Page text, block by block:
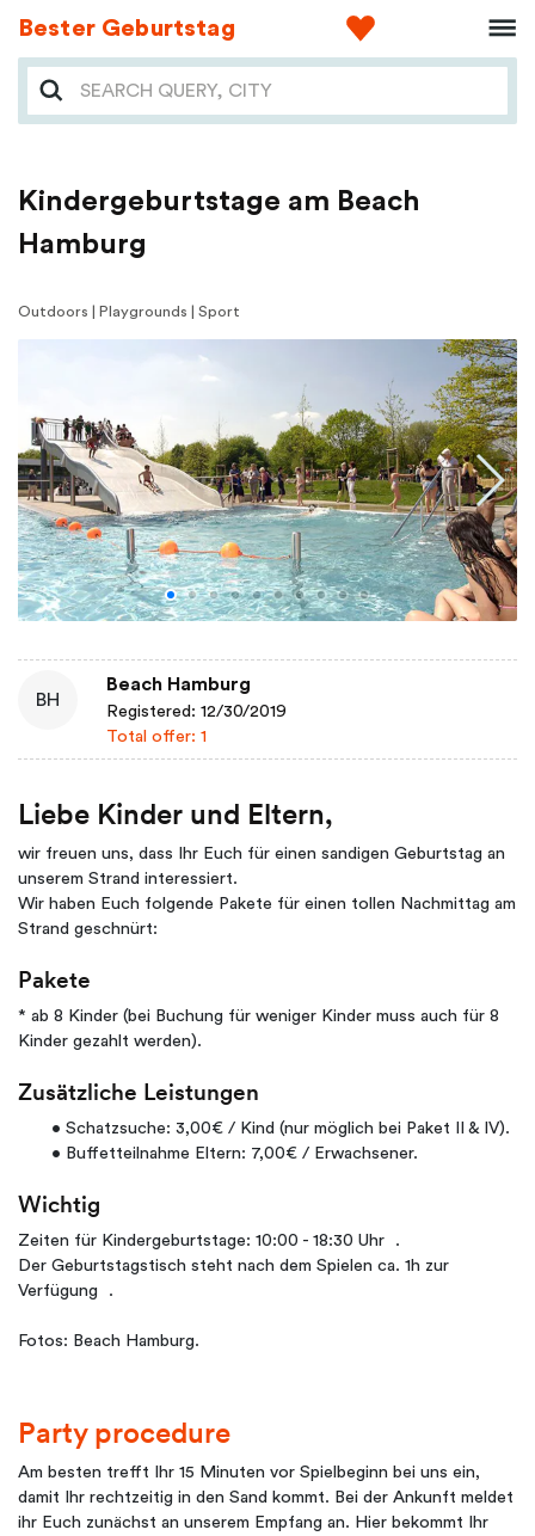
Bester Geburtstag
Kindergeburtstage am Beach
Hamburg
Outdoors | Playgrounds | Sport
BH
Beach Hamburg
Registered: 12/30/2019
Total offer: 1
Liebe Kinder und Eltern,
wir freuen uns, dass Ihr Euch für einen sandigen Geburtstag an
unserem Strand interessiert.
Wir haben Euch folgende Pakete für einen tollen Nachmittag am
Strand geschnürt:
Pakete
* ab 8 Kinder (bei Buchung für weniger Kinder muss auch für 8
Kinder gezahlt werden).
Zusätzliche Leistungen
• Schatzsuche: 3,00€ / Kind (nur möglich bei Paket II & IV).
• Buffetteilnahme Eltern: 7,00€ / Erwachsener.
Wichtig
Zeiten für Kindergeburtstage: 10:00 - 18:30 Uhr .
Der Geburtstagstisch steht nach dem Spielen ca. 1h zur
Verfügung .
Fotos: Beach Hamburg.
Party procedure
Am besten trefft Ihr 15 Minuten vor Spielbeginn bei uns ein,
damit Ihr rechtzeitig in den Sand kommt. Bei der Ankunft meldet
ihr Euch zunächst an unserem Empfang an. Hier bekommt Ihr